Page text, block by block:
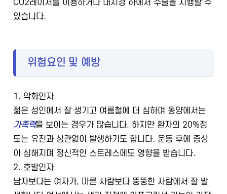
CO2레이저를 이용하거나 내시경 하에서 수술을 시행할 수
있습니다.
위험요인 및 예방
1. 악화인자
젊은 성인에서 잘 생기고 여름철에 더 심하며 동양에서는
가족력을 보이는 경우가 많습니다. 하지만 환자의 20%정
도는 유전과 상관없이 발생하기도 합니다. 운동 후에 증상
이 심해지며 정신적인 스트레스에도 영향을 받습니다.
2. 호발인자
남자보다는 여자가, 마른 사람보다 뚱뚱한 사람에서 잘 발